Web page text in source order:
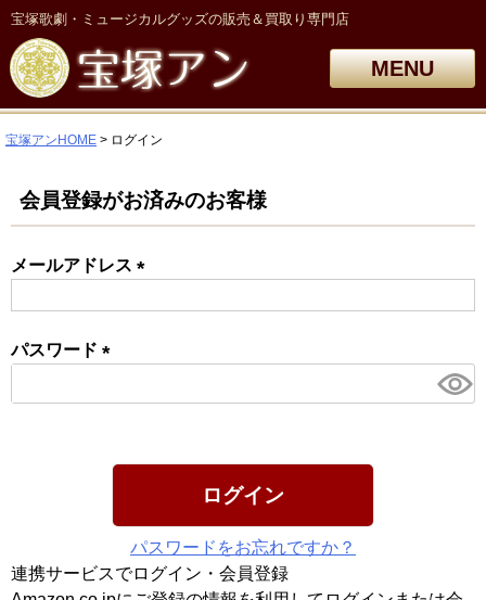
宝塚歌劇・ミュージカルグッズの販売＆買取り専門店
MENU
宝塚アンHOME ログイン
会員登録がお済みのお客様
メールアドレス
パスワード
須)
ログイン
パスワードをお忘れですか？
連携サービスでログイン・会員登録